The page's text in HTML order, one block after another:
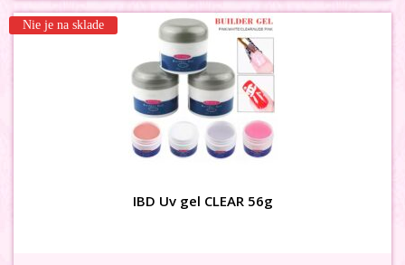
3D MAŠLIČKY siet hnedé
Nie je na sklade
IBD Uv gel CLEAR 56g